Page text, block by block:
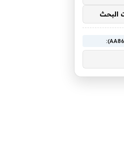
البحث